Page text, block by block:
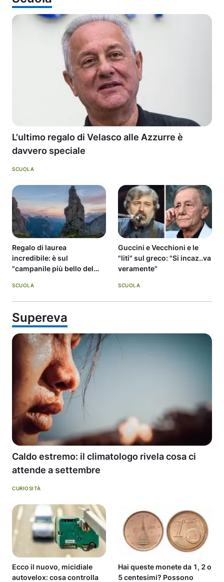
L'ultimo regalo di Velasco alle Azzurre è
davvero speciale
SCUOLA
Regalo di laurea
incredibile: è sul
"campanile più bello del
SCUOLA
Guccini e Vecchioni e le
"liti" sul greco: "Si incaz..va
veramente"
SCUOLA
Supereva
Caldo estremo: il climatologo rivela cosa ci
attende a settembre
CURIOSITÀ
Ecco il nuovo, micidiale
autovelox: cosa controlla
Hai queste monete da 1, 2 o
5 centesimi? Possono